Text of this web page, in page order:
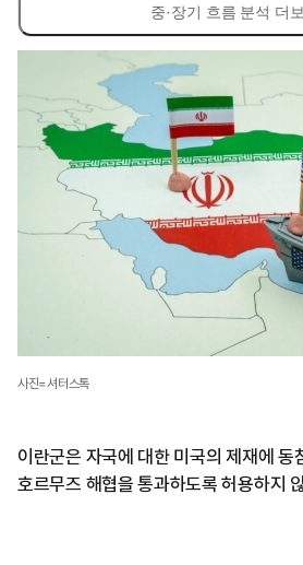
중·장기 흐름 분석 더
사진=셔터스톡
이란군은 자국에 대한 미국의 제재에 동
호르무즈 해협을 통과하도록 허용하지